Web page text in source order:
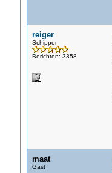
reiger
Schipper
Berichten: 3358
maat
Gast